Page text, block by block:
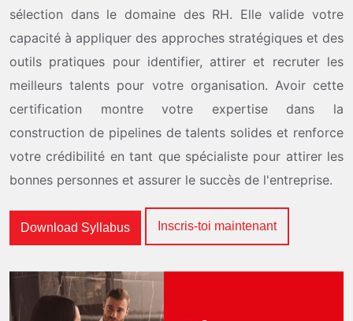
sélection dans le domaine des RH. Elle valide votre
capacité à appliquer des approches stratégiques et des
outils pratiques pour identifier, attirer et recruter les
meilleurs talents pour votre organisation. Avoir cette
certification montre votre expertise dans la
construction de pipelines de talents solides et renforce
votre crédibilité en tant que spécialiste pour attirer les
bonnes personnes et assurer le succès de l'entreprise.
Download Syllabus Inscris-toi maintenant